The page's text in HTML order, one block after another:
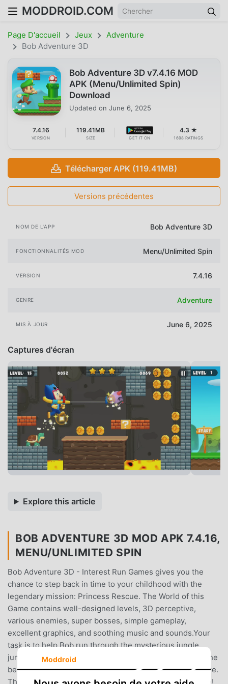
MODDROID.COM
Page D'accueil Jeux
Adventure
Bob Adventure 3D
Bob Adventure 3D v7.4.16 MOD
APK (Menu/Unlimited Spin)
Download
Updated on June 6, 2025
7.4.16
VERSION
119.41MB
SIZE GET IT ON
4.3 ★
1698 RATINGS
Télécharger APK (119.41MB)
Versions précédentes
NOM DE L'APP Bob Adventure 3D
FONCTIONNALITÉS MOD Menu/Unlimited Spin
VERSION 7.4.16
GENRE Adventure
MIS À JOUR June 6, 2025
Captures d'écran
Explore this article
BOB ADVENTURE 3D MOD APK 7.4.16,
MENU/UNLIMITED SPIN
Bob Adventure 3D - Interest Run Games gives you the
chance to step back in time to your childhood with the
legendary mission: Princess Rescue. The World of this
Game contains well-designed levels, 3D perceptive,
various enemies, super bosses, simple gameplay,
excellent graphics, and soothing music and sounds.Your
task is to help Bob run through the mysterious jungle,
jump over the obstacles, and super evil monsters save the
beautiful Princess at the final destination of the adventure.
This Game is so interesting, and you can play Bob offline!
Moddroid